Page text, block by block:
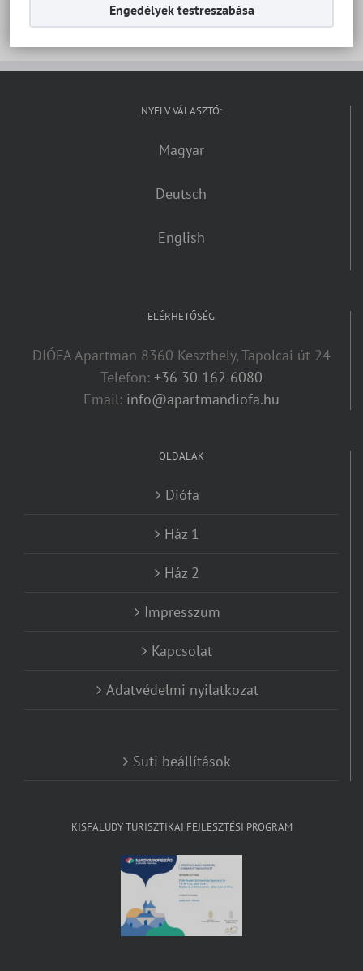
Engedélyek testreszabása
NYELV VÁLASZTÓ:
Magyar
Deutsch
English
ELÉRHETŐSÉG
DIÓFA Apartman 8360 Keszthely, Tapolcai út 24
Telefon: +36 30 162 6080
Email: info@apartmandiofa.hu
OLDALAK
Diófa
Ház 1
Ház 2
Impresszum
Kapcsolat
Adatvédelmi nyilatkozat
Süti beállítások
KISFALUDY TURISZTIKAI FEJLESZTÉSI PROGRAM